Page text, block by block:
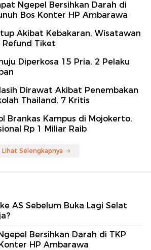
Ngepel Bersihkan Darah di
Bos Konter HP Ambarawa
Akibat Kebakaran, Wisatawan
Refund Tiket
Diperkosa 15 Pria, 2 Pelaku
Dirawat Akibat Penembakan
Thailand, 7 Kritis
Brankas Kampus di Mojokerto,
Rp 1 Miliar Raib
Lihat Selengkapnya
AS Sebelum Buka Lagi Selat
Bersihkan Darah di TKP
HP Ambarawa